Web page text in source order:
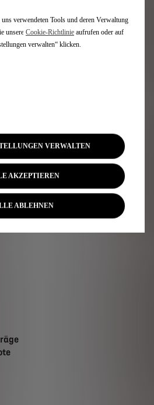
verwendeten Tools und deren Verwaltung
unsere Cookie‑Richtlinie aufrufen oder auf
verwalten“ klicken.
VERWALTEN
AKZEPTIEREN
ABLEHNEN